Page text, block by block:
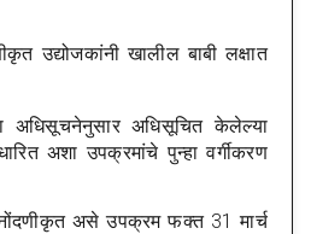
उद्योजकांनी खालील बाबी लक्षात
अधिसूचित केलेल्या
अशा उपक्रमांचे पुन्हा वर्गीकरण
असे उपक्रम फक्त 31 मार्च